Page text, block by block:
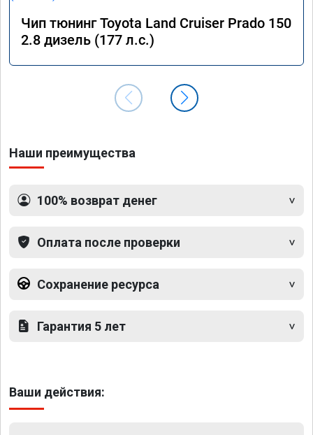
Чип тюнинг Toyota Land Cruiser Prado 150
2.8 дизель (177 л.с.)
Наши преимущества
100% возврат денег
Оплата после проверки
Сохранение ресурса
Гарантия 5 лет
Ваши действия: